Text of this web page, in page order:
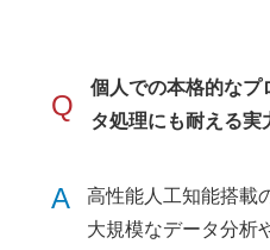
Q
個人での本格的なプ
タ処理にも耐える実
A
高性能人工知能搭載
大規模なデータ分析